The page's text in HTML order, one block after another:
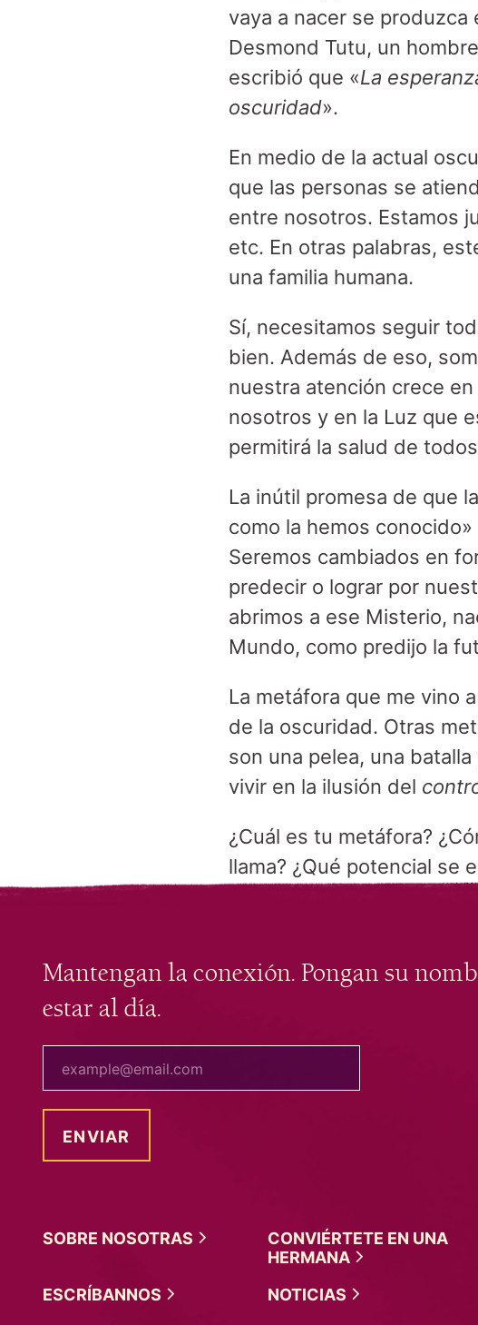
vaya a nacer se
Desmond Tutu, un
escribió que «La
oscuridad».
En medio de la actual
que las personas se
entre nosotros. Estamos
etc. En otras palabras,
una familia humana.
Sí, necesitamos seguir
bien. Además de eso,
nuestra atención crece
nosotros y en la Luz que
permitirá la salud de
La inútil promesa de que
como la hemos
Seremos cambiados en
predecir o lograr por
abrimos a ese Misterio,
Mundo, como predijo la
La metáfora que me vino
de la oscuridad. Otras
son una pelea, una
vivir en la ilusión del
¿Cuál es tu metáfora?
llama? ¿Qué potencial se
Mantengan la conexión. Pongan su
estar al día.
SOBRE NOSOTRAS
CONVIÉRTETE EN UNA
HERMANA
ESCRÍBANNOS
NOTICIAS